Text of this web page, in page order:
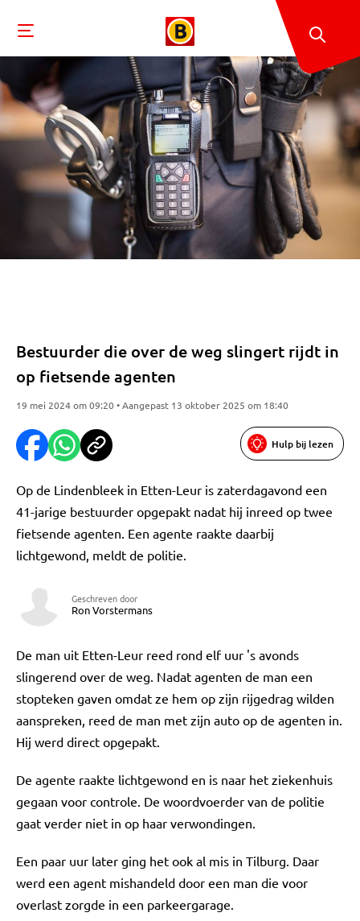
Bestuurder die over de weg slingert rijdt in
op fietsende agenten
19 mei 2024 om 09:20 • Aangepast 13 oktober 2025 om 18:40
Hulp bij lezen
Op de Lindenbleek in Etten-Leur is zaterdagavond een
41-jarige bestuurder opgepakt nadat hij inreed op twee
fietsende agenten. Een agente raakte daarbij
lichtgewond, meldt de politie.
Geschreven door
Ron Vorstermans
De man uit Etten-Leur reed rond elf uur 's avonds
slingerend over de weg. Nadat agenten de man een
stopteken gaven omdat ze hem op zijn rijgedrag wilden
aanspreken, reed de man met zijn auto op de agenten in.
Hij werd direct opgepakt.
De agente raakte lichtgewond en is naar het ziekenhuis
gegaan voor controle. De woordvoerder van de politie
gaat verder niet in op haar verwondingen.
Een paar uur later ging het ook al mis in Tilburg. Daar
werd een agent mishandeld door een man die voor
overlast zorgde in een parkeergarage.